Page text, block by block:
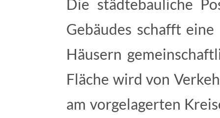
Die städtebauliche
Gebäudes schafft
Häusern
Fläche wird von
am vorgelagerten